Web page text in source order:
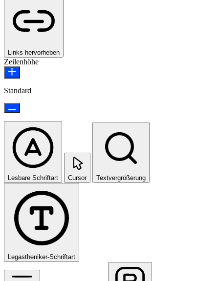
Links hervorheben
Zeilenhöhe
Standard
Lesbare Schriftart Cursor Textvergrößerung
Legastheniker-Schriftart